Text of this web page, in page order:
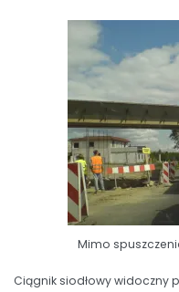
Mimo
Ciągnik siodłowy widoczny